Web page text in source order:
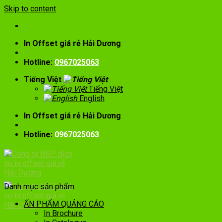
Skip to content
In Offset giá rẻ Hải Dương
Hotline: 0967025063
Tiếng Việt
Tiếng Việt
English
In Offset giá rẻ Hải Dương
Hotline: 0967025063
Danh mục sản phẩm
ẤN PHẨM QUẢNG CÁO
In Brochure